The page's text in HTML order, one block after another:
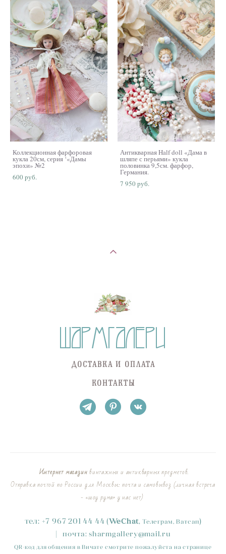
Коллекционная фарфоровая
кукла 20см, серия ‘«Дамы
эпохи» №2
600 pуб.
Антикварная Half doll «Дама в
шляпе с перьями» кукла
половинка 9,5см. фарфор,
Германия.
7 950 pуб.
ДОСТАВКА И ОПЛАТА
КОНТАКТЫ
Интернет магазинвинтажных и антикварных предметов.
Отправка почтой по России для Москвы: почта и самовывоз (личная встреча
- «шоу рума» у нас нет)
тел: +7 967 201 44 44 (WeChat, Телеграм, Ватсап)
|
почта:sharmgallery@mail.ru
QR-код для общения в Вичате смотрите пожалуйста на странице